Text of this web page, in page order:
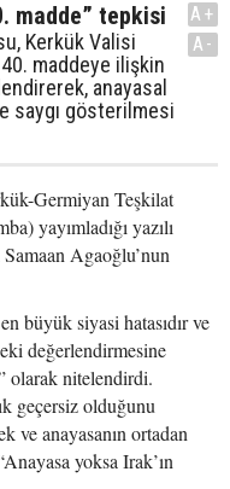
madde” tepkisi
Kerkük Valisi
maddeye ilişkin
anayasal
saygı gösterilmesi
A+
A-
Germiyan Teşkilat
yayımladığı yazılı
Agaoğlu’nun
büyük siyasi hatasıdır ve
değerlendirmesine
olarak nitelendirdi.
geçersiz olduğunu
ve anayasanın ortadan
yoksa Irak’ın